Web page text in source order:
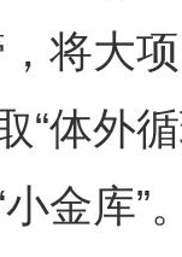
将大
“体外
金库